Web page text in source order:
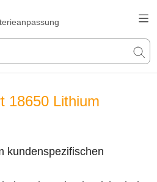
18650 Lithium
kundenspezifischen